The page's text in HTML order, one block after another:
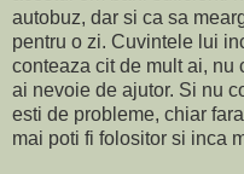
autobuz, dar si ca sa
pentru o zi. Cuvintele lui
conteaza cit de mult ai, nu
ai nevoie de ajutor. Si nu
esti de probleme, chiar
mai poti fi folositor si inca